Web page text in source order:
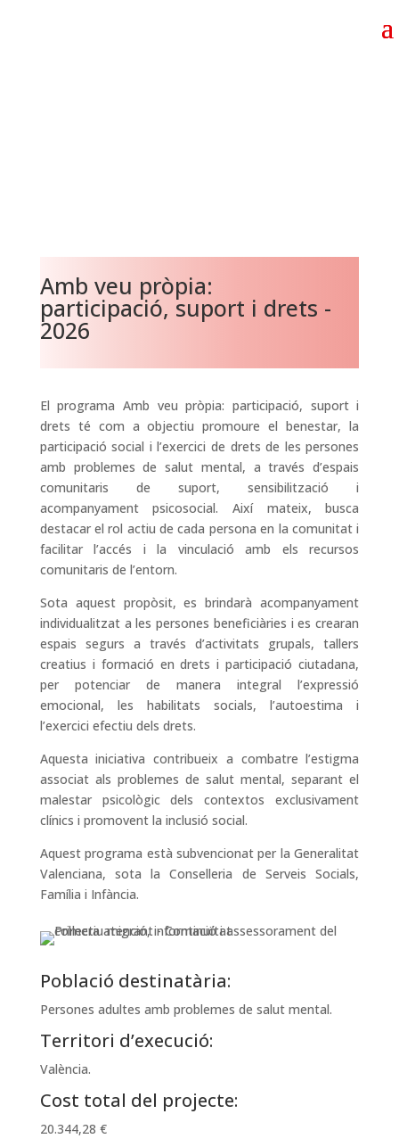
Amb veu pròpia:
participació, suport i drets -
2026
El programa Amb veu pròpia: participació, suport i
drets té com a objectiu promoure el benestar, la
participació social i l’exercici de drets de les persones
amb problemes de salut mental, a través d’espais
comunitaris de suport, sensibilització i
acompanyament psicosocial. Així mateix, busca
destacar el rol actiu de cada persona en la comunitat i
facilitar l’accés i la vinculació amb els recursos
comunitaris de l’entorn.
Sota aquest propòsit, es brindarà acompanyament
individualitzat a les persones beneficiàries i es crearan
espais segurs a través d’activitats grupals, tallers
creatius i formació en drets i participació ciutadana,
per potenciar de manera integral l’expressió
emocional, les habilitats socials, l’autoestima i
l’exercici efectiu dels drets.
Aquesta iniciativa contribueix a combatre l’estigma
associat als problemes de salut mental, separant el
malestar psicològic dels contextos exclusivament
clínics i promovent la inclusió social.
Aquest programa està subvencionat per la Generalitat
Valenciana, sota la Conselleria de Serveis Socials,
Família i Infància.
Població destinatària:
Persones adultes amb problemes de salut mental.
Territori d’execució:
València.
Cost total del projecte:
20.344,28 €